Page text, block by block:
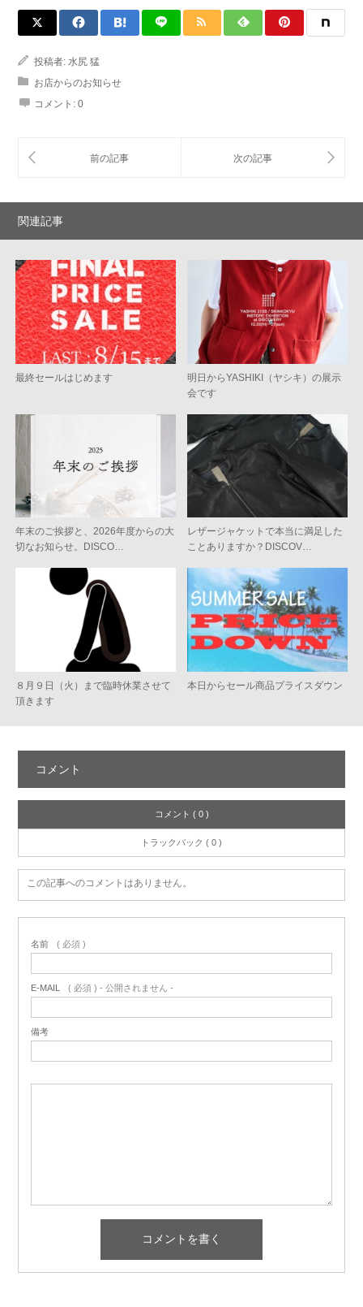
投稿者: 水尻 猛
お店からのお知らせ
コメント: 0
関連記事
最終セールはじめます
明日からYASHIKI（ヤシキ）の展示
会です
年末のご挨拶と、2026年度からの大
切なお知らせ。DISCO…
レザージャケットで本当に満足した
ことありますか？DISCOV…
８月９日（火）まで臨時休業させて
頂きます
本日からセール商品プライスダウン
コメント
コメント ( 0 )
トラックバック ( 0 )
この記事へのコメントはありません。
名前 ( 必須 )
E-MAIL ( 必須 ) - 公開されません -
備考